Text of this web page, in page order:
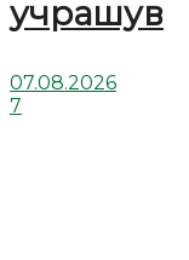
учрашув
07.08.2026
7